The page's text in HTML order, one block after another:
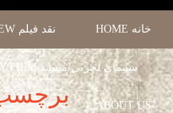
خانه HOME نقد فیلم FILM REVIEW
سینمای تجربی/مستند EXPERIMENTA/ DOCUMENTARY FILM
ABOUT US